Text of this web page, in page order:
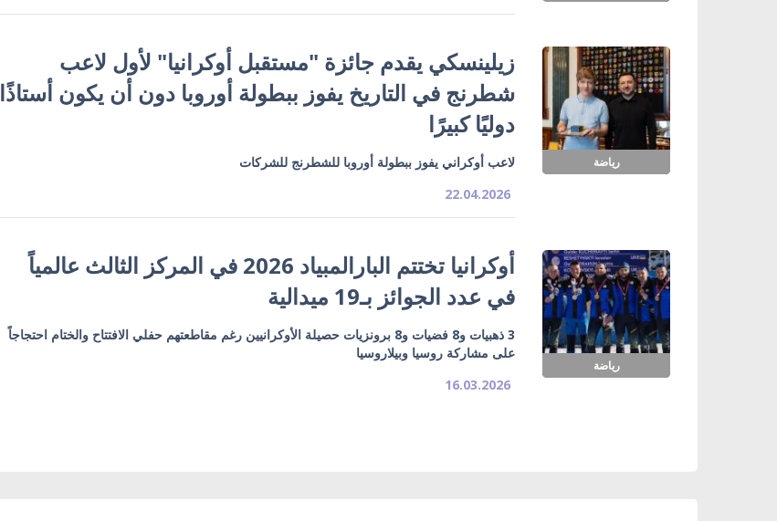
رياضة
زيلينسكي يقدم جائزة "مستقبل أوكرانيا" لأول لاعب
شطرنج في التاريخ يفوز ببطولة أوروبا دون أن يكون أستاذًا
دوليًا كبيرًا
لاعب أوكراني يفوز ببطولة أوروبا للشطرنج للشركات
22.04.2026
رياضة
أوكرانيا تختتم البارالمبياد 2026 في المركز الثالث عالمياً
في عدد الجوائز بـ19 ميدالية
3 ذهبيات و8 فضيات و8 برونزيات حصيلة الأوكرانيين رغم مقاطعتهم حفلي الافتتاح والختام احتجاجاً
على مشاركة روسيا وبيلاروسيا
16.03.2026